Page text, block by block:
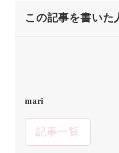
この記事を書いた
mari
記事一覧